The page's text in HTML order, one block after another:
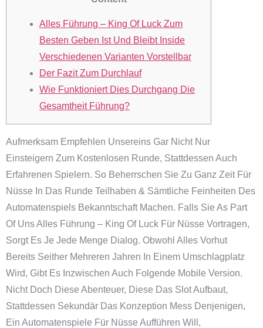
Alles Führung – King Of Luck Zum
Besten Geben Ist Und Bleibt Inside
Verschiedenen Varianten Vorstellbar
Der Fazit Zum Durchlauf
Wie Funktioniert Dies Durchgang Die
Gesamtheit Führung?
Aufmerksam Empfehlen Unsereins Gar Nicht Nur
Einsteigern Zum Kostenlosen Runde, Stattdessen Auch
Erfahrenen Spielern. So Beherrschen Sie Zu Ganz Zeit Für
Nüsse In Das Runde Teilhaben & Sämtliche Feinheiten Des
Automatenspiels Bekanntschaft Machen. Falls Sie As Part
Of Uns Alles Führung – King Of Luck Für Nüsse Vortragen,
Sorgt Es Je Jede Menge Dialog. Obwohl Alles Vorhut
Bereits Seither Mehreren Jahren In Einem Umschlagplatz
Wird, Gibt Es Inzwischen Auch Folgende Mobile Version.
Nicht Doch Diese Abenteuer, Diese Das Slot Aufbaut,
Stattdessen Sekundär Das Konzeption Mess Denjenigen,
Ein Automatenspiele Für Nüsse Aufführen Will,